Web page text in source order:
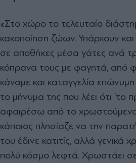
«Στο χώρο το τελευταίο
κακοποίηση ζώων. Υπάρχουν και
σε αποθήκες μέσα γάτες ανά
κόπρανα τους με φαγητά, από
κάναμε και καταγγελία
το μήνυμα της που λέει ότι ‘το
αφαιρέσω από το χρωστούμενα
κάποιος πλησίαζε να την
του έδινε κατιτίς, αλλά γενικά
πολύ κόσμο λεφτά. Χρωστάει